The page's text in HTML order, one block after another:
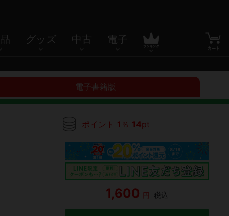
グッズ 中古 電子
電子書籍版
ポイント 1 ％ 14pt
1,600 円 税込